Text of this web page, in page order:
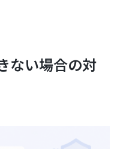
ない場合の対